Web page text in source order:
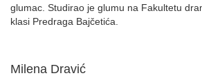
glumac. Studirao je glumu na Fakultetu
klasi Predraga Bajčetića.
Milena Dravić